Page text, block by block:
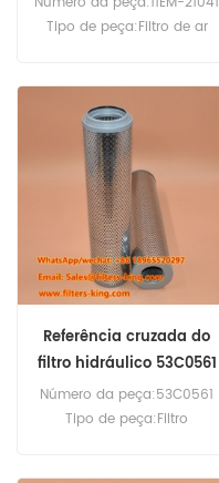
Tipo de peça:Filtro de ar
mínima de pedido:20
peças
Compatibilidade:Hyundai
HD160 HL730-7 HL730-7A
HL730TM-7 R140LC R200W-
3 R200W-7 R300LC-7.
Referência cruzada do
filtro hidráulico 53C0561
Número da peça:53C0561
Tipo de peça:Filtro